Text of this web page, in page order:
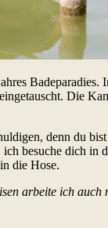
Badeparadies.
eingetauscht. Die
denn du
besuche dich
die Hose.
arbeite ich auch